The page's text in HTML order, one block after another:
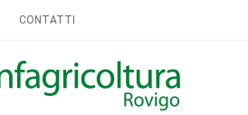
CONTATTI